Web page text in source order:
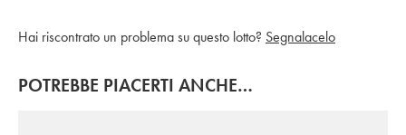
Hai riscontrato un problema su questo lotto? Segnalacelo
POTREBBE PIACERTI ANCHE…